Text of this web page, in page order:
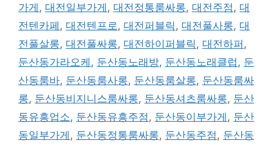
가게 , 대전일부가게 , 대전정통룸싸롱, 대전주점 , 대
전텐카페 , 대전텐프로 , 대전퍼블릭 , 대전풀사롱, 대
전풀살롱, 대전풀싸롱, 대전하이퍼블릭 , 대전하퍼 ,
둔산동가라오케 , 둔산동노래방, 둔산동노래클럽 , 둔
산동룸바, 둔산동룸사롱, 둔산동룸살롱, 둔산동룸싸
롱, 둔산동비지니스룸싸롱, 둔산동셔츠룸싸롱, 둔산
동유흥업소, 둔산동유흥주점 , 둔산동이부가게 , 둔산
동일부가게 , 둔산동정통룸싸롱, 둔산동주점 , 둔산동